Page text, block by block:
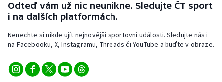
Odteď vám už nic neunikne. Sledujte ČT sport
i na dalších platformách.
Nenechte si nikde ujít nejnovější sportovní události. Sledujte nás i
na Facebooku, X, Instagramu, Threads či YouTube a buďte v obraze.